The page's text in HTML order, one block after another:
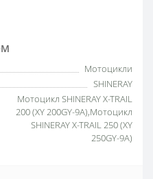
Мотоцикли
SHINERAY
Мотоцикл SHINERAY X-TRAIL
200 (XY 200GY-9A),Мотоцикл
SHINERAY X-TRAIL 250 (XY
250GY-9A)